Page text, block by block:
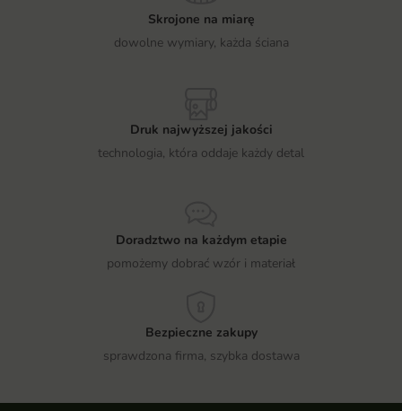
Skrojone na miarę
dowolne wymiary, każda ściana
Druk najwyższej jakości
technologia, która oddaje każdy detal
Doradztwo na każdym etapie
pomożemy dobrać wzór i materiał
Bezpieczne zakupy
sprawdzona firma, szybka dostawa